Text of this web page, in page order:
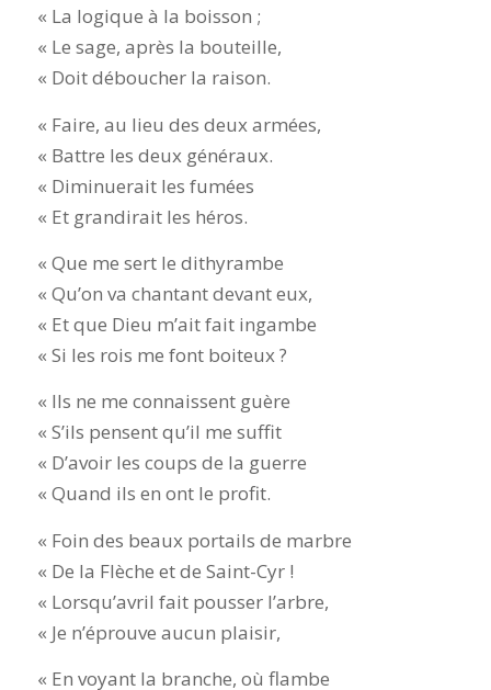
« La logique à la boisson ;
« Le sage, après la bouteille,
« Doit déboucher la raison.
« Faire, au lieu des deux armées,
« Battre les deux généraux.
« Diminuerait les fumées
« Et grandirait les héros.
« Que me sert le dithyrambe
« Qu’on va chantant devant eux,
« Et que Dieu m’ait fait ingambe
« Si les rois me font boiteux ?
« Ils ne me connaissent guère
« S’ils pensent qu’il me suffit
« D’avoir les coups de la guerre
« Quand ils en ont le profit.
« Foin des beaux portails de marbre
« De la Flèche et de Saint-Cyr !
« Lorsqu’avril fait pousser l’arbre,
« Je n’éprouve aucun plaisir,
« En voyant la branche, où flambe